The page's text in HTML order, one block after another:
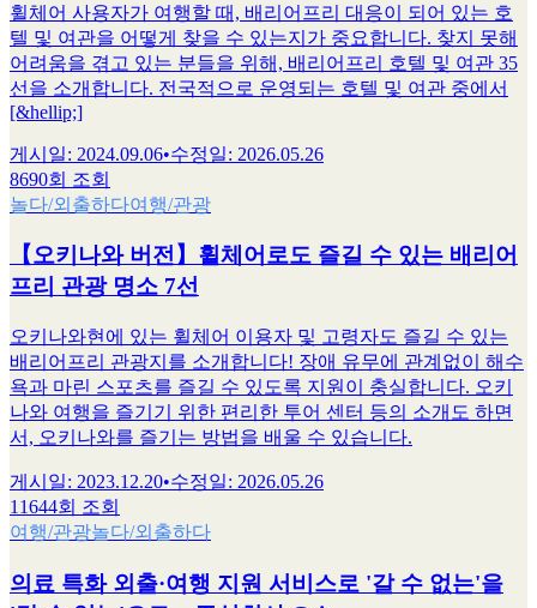
휠체어 사용자가 여행할 때, 배리어프리 대응이 되어 있는 호
텔 및 여관을 어떻게 찾을 수 있는지가 중요합니다. 찾지 못해
어려움을 겪고 있는 분들을 위해, 배리어프리 호텔 및 여관 35
선을 소개합니다. 전국적으로 운영되는 호텔 및 여관 중에서
[&hellip;]
게시일: 2024.09.06•수정일: 2026.05.26
8690회 조회
놀다/외출하다여행/관광
【오키나와 버전】휠체어로도 즐길 수 있는 배리어
프리 관광 명소 7선
오키나와현에 있는 휠체어 이용자 및 고령자도 즐길 수 있는
배리어프리 관광지를 소개합니다! 장애 유무에 관계없이 해수
욕과 마린 스포츠를 즐길 수 있도록 지원이 충실합니다. 오키
나와 여행을 즐기기 위한 편리한 투어 센터 등의 소개도 하면
서, 오키나와를 즐기는 방법을 배울 수 있습니다.
게시일: 2023.12.20•수정일: 2026.05.26
11644회 조회
여행/관광놀다/외출하다
의료 특화 외출·여행 지원 서비스로 '갈 수 없는'을